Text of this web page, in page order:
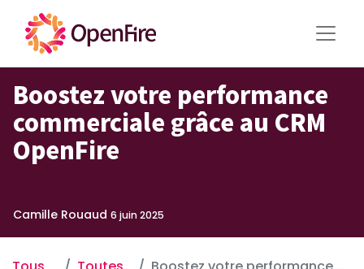
Boostez votre performance
commerciale grâce au CRM
OpenFire
Camille Rouaud 6 juin 2025